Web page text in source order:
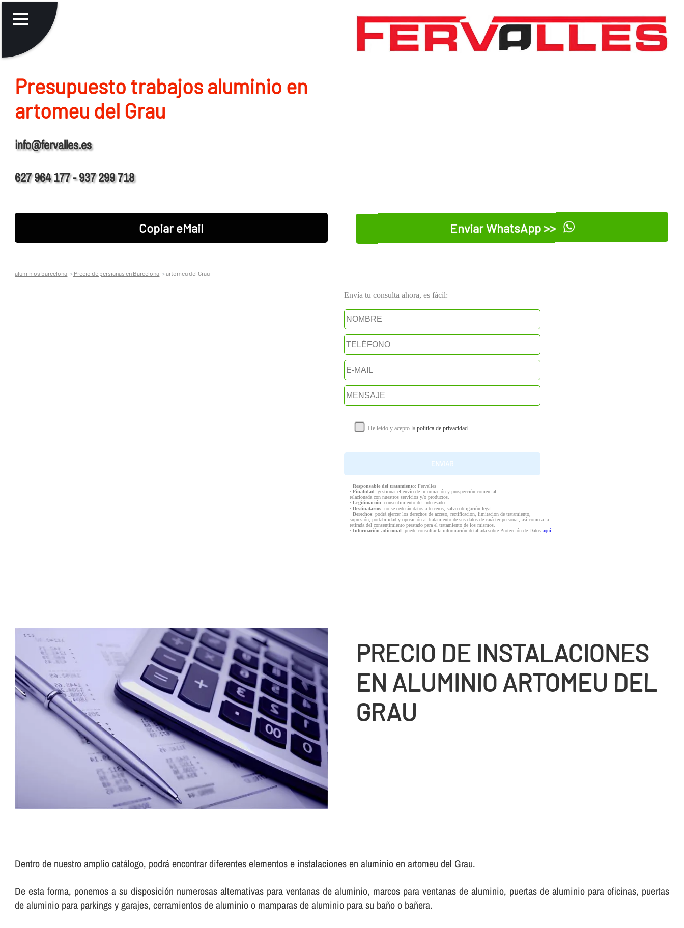
Presupuesto trabajos aluminio en
artomeu del Grau
info@fervalles.es
627 964 177 - 937 299 718
Copiar eMail Enviar WhatsApp >>
aluminios barcelona Precio de persianas en Barcelona artomeu del Grau
Envía tu consulta ahora, es fácil:
He leído y acepto la política de privacidad.
· Responsable del tratamiento: Fervalles
· Finalidad: gestionar el envío de información y prospección comercial,
relacionada con nuestros servicios y/o productos.
· Legitimación: consentimiento del interesado.
· Destinatarios: no se cederán datos a terceros, salvo obligación legal.
· Derechos: podrá ejercer los derechos de acceso, rectificación, limitación de tratamiento,
supresión, portabilidad y oposición al tratamiento de sus datos de carácter personal, así como a la
retirada del consentimiento prestado para el tratamiento de los mismos.
· Información adicional: puede consultar la información detallada sobre Protección de Datos aquí.
PRECIO DE INSTALACIONES
EN ALUMINIO ARTOMEU DEL
GRAU
Dentro de nuestro amplio catálogo, podrá encontrar diferentes elementos e instalaciones en aluminio en artomeu del Grau.
De esta forma, ponemos a su disposición numerosas alternativas para ventanas de aluminio, marcos para ventanas de aluminio, puertas de aluminio para oficinas, puertas
de aluminio para parkings y garajes, cerramientos de aluminio o mamparas de aluminio para su baño o bañera.